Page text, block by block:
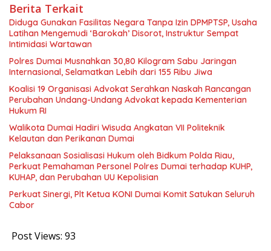
Berita Terkait
Diduga Gunakan Fasilitas Negara Tanpa Izin DPMPTSP, Usaha
Latihan Mengemudi ‘Barokah’ Disorot, Instruktur Sempat
Intimidasi Wartawan
Polres Dumai Musnahkan 30,80 Kilogram Sabu Jaringan
Internasional, Selamatkan Lebih dari 155 Ribu Jiwa
Koalisi 19 Organisasi Advokat Serahkan Naskah Rancangan
Perubahan Undang-Undang Advokat kepada Kementerian
Hukum RI
Walikota Dumai Hadiri Wisuda Angkatan VII Politeknik
Kelautan dan Perikanan Dumai
Pelaksanaan Sosialisasi Hukum oleh Bidkum Polda Riau,
Perkuat Pemahaman Personel Polres Dumai terhadap KUHP,
KUHAP, dan Perubahan UU Kepolisian
Perkuat Sinergi, Plt Ketua KONI Dumai Komit Satukan Seluruh
Cabor
Post Views: 93